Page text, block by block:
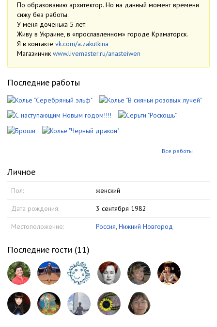
По образованию архитектор. Но на данный момент времени
сижу без работы.
У меня доченька 5 лет.
Живу в Украине, в «прославленном» городе Краматорск.
Я в контакте vk.com/a.zakutkina
Магазинчик www.livemaster.ru/anasteiwen
Последние работы
Все работы
Личное
Пол: женский
Дата рождения: 3 сентября 1982
Местоположение: Россия Нижний Новгород
Последние гости (11)